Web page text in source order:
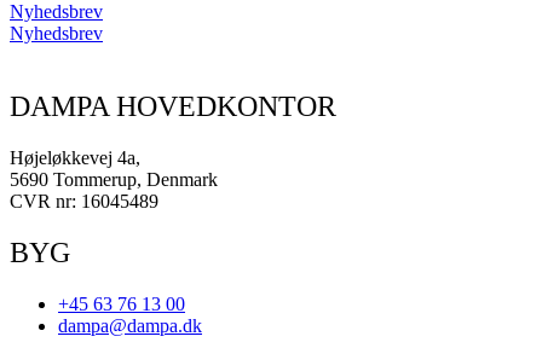
Nyhedsbrev
Nyhedsbrev
DAMPA HOVEDKONTOR
Højeløkkevej 4a,
5690 Tommerup, Denmark
CVR nr: 16045489
BYG
+45 63 76 13 00
dampa@dampa.dk